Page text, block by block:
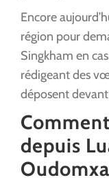
Encore
région pour
Singkham en
rédigeant des
déposent
depuis